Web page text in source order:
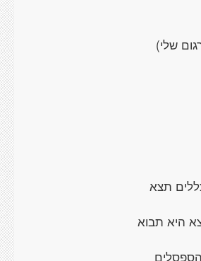
שלי)
תצא
היא תבוא